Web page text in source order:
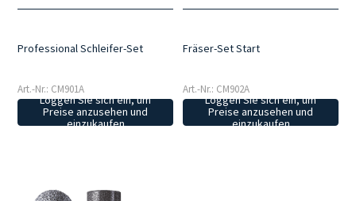
Professional Schleifer-Set
Art.-Nr.: CM901A
Loggen Sie sich ein, um
Preise anzusehen und
einzukaufen
Fräser-Set Start
Art.-Nr.: CM902A
Loggen Sie sich ein, um
Preise anzusehen und
einzukaufen